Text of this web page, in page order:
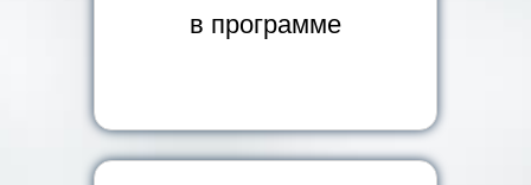
в программе